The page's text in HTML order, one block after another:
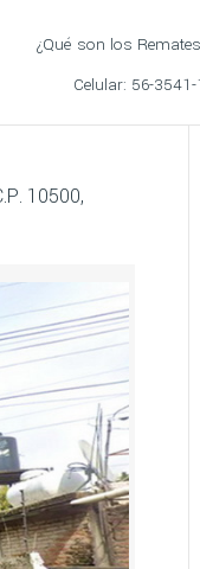
¿Qué son los
Celular: 56-
10500,